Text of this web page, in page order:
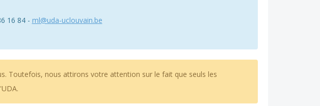
16 84 - ml@uda-uclouvain.be
Toutefois, nous attirons votre attention sur le fait que seuls les